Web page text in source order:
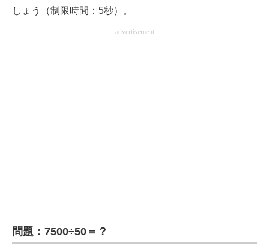
スマホと通信の最新トレンド
進化するPCとデバイスの未来
企業向けIT製品の総合サイト
しょう（制限時間：5秒）。
advertisement
問題：7500÷50＝？